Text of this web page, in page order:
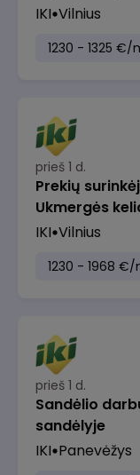
IKI Vilnius
1230 - 1325 €/
prieš 1 d.
Prekių
Ukmergės
IKI Vilnius
1230 - 1968 €/
prieš 1 d.
Sandėlio
sandėlyje
IKI Panevėžys